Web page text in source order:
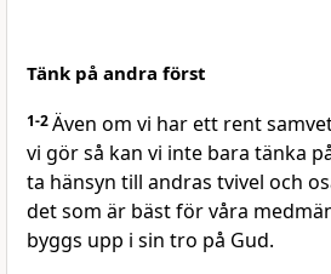
Tänk på andra först
1-2Även om vi har ett rent
vi gör så kan vi inte bara tänka
ta hänsyn till andras tvivel och
det som är bäst för våra
byggs upp i sin tro på Gud.